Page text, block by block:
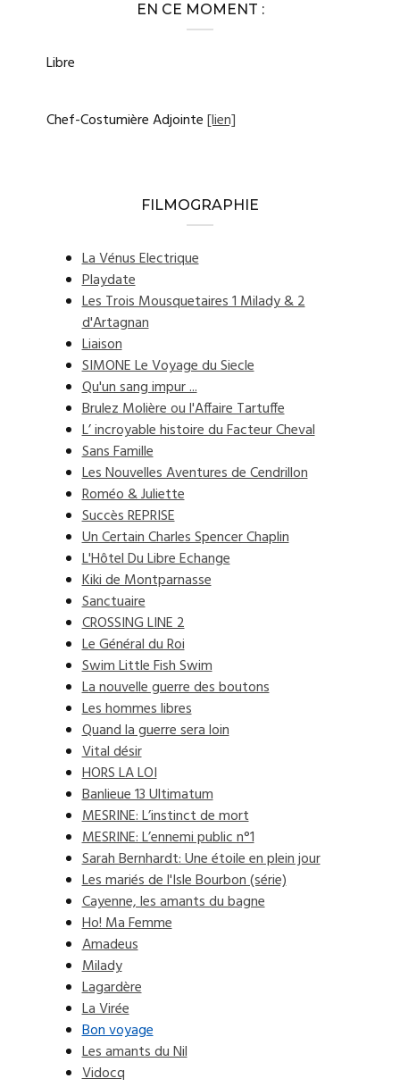
EN CE MOMENT :
Libre
Chef-Costumière Adjointe[lien]
FILMOGRAPHIE
La Vénus Electrique
Playdate
Les Trois Mousquetaires 1 Milady & 2
d'Artagnan
Liaison
SIMONE Le Voyage du Siecle
Qu'un sang impur ...
Brulez Molière ou l'Affaire Tartuffe
L’ incroyable histoire du Facteur Cheval
Sans Famille
Les Nouvelles Aventures de Cendrillon
Roméo & Juliette
Succès REPRISE
Un Certain Charles Spencer Chaplin
L'Hôtel Du Libre Echange
Kiki de Montparnasse
Sanctuaire
CROSSING LINE 2
Le Général du Roi
Swim Little Fish Swim
La nouvelle guerre des boutons
Les hommes libres
Quand la guerre sera loin
Vital désir
HORS LA LOI
Banlieue 13 Ultimatum
MESRINE: L’instinct de mort
MESRINE: L’ennemi public n°1
Sarah Bernhardt: Une étoile en plein jour
Les mariés de l'Isle Bourbon (série)
Cayenne, les amants du bagne
Ho! Ma Femme
Amadeus
Milady
Lagardère
La Virée
Bon voyage
Les amants du Nil
Vidocq